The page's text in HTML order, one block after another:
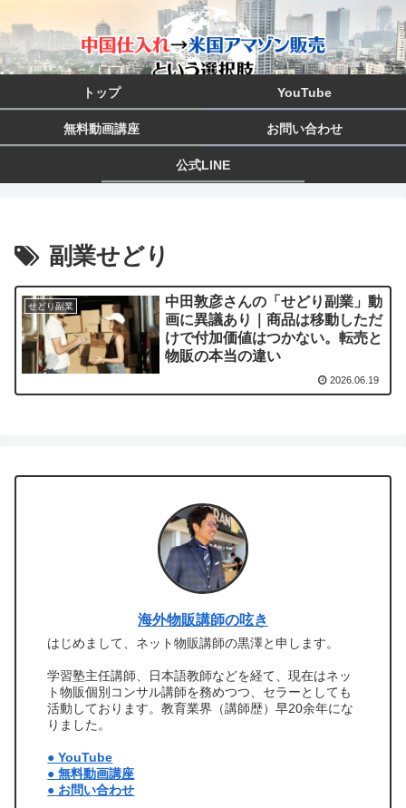
トップ YouTube
無料動画講座 お問い合わせ
公式LINE
副業せどり
せどり副業
中田敦彦さんの「せどり副業」動
画に異議あり｜商品は移動しただ
けで付加価値はつかない。転売と
物販の本当の違い
2026.06.19
海外物販講師の呟き
はじめまして、ネット物販講師の黒澤と申します。
学習塾主任講師、日本語教師などを経て、現在はネッ
ト物販個別コンサル講師を務めつつ、セラーとしても
活動しております。教育業界（講師歴）早20余年にな
りました。
● YouTube
● 無料動画講座
● お問い合わせ